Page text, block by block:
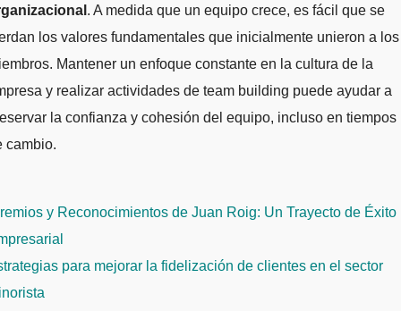
. A medida que un equipo crece, es fácil que se
los valores fundamentales que inicialmente unieron a los
Mantener un enfoque constante en la cultura de la
y realizar actividades de team building puede ayudar a
la confianza y cohesión del equipo, incluso en tiempos
cambio.
y Reconocimientos de Juan Roig: Un Trayecto de Éxito
para mejorar la fidelización de clientes en el sector